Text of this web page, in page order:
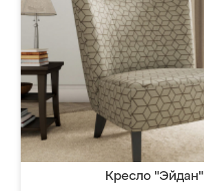
Кресло "Эйдан"